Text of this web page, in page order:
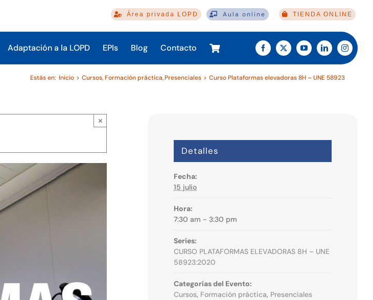
Área privada LOPD Aula online TIENDA ONLINE
Adaptación a la LOPD EPIs Blog Contacto
Estás en: Inicio Cursos Formación práctica Presenciales Curso Plataformas elevadoras 8H – UNE 58923
×
Detalles
Fecha:
15 julio
Hora:
7:30 am - 3:30 pm
Series:
CURSO PLATAFORMAS ELEVADORAS 8H – UNE
58923:2020
Categorías del Evento:
Cursos, Formación práctica, Presenciales